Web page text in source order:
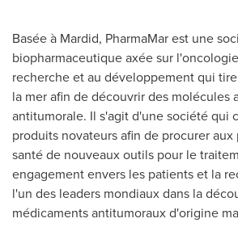
Basée à Mardid, PharmaMar est une
biopharmaceutique axée sur
recherche et au développement qui
la mer afin de découvrir des molécules
antitumorale. Il s'agit d'une société qui
produits novateurs afin de procurer
santé de nouveaux outils pour le
engagement envers les patients et la
l'un des leaders mondiaux dans la
médicaments antitumoraux d'origine